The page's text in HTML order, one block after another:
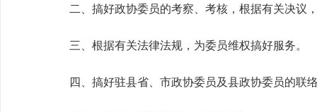
二、搞好政协委员的考察、考核，根据有关决议
三、根据有关法律法规，为委员维权搞好服务。
四、搞好驻县省、市政协委员及县政协委员的联